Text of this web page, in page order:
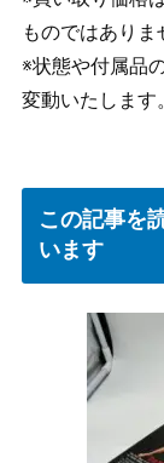
ものではありま
※状態や付属品
変動いたします
この記事を
います